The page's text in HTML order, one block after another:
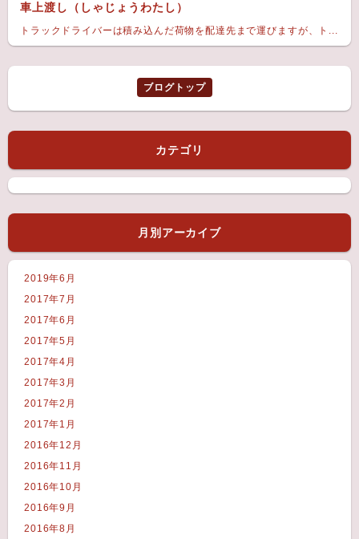
車上渡し（しゃじょうわたし）
トラックドライバーは積み込んだ荷物を配達先まで運びますが、ト...
ブログトップ
カテゴリ
月別アーカイブ
2019年6月
2017年7月
2017年6月
2017年5月
2017年4月
2017年3月
2017年2月
2017年1月
2016年12月
2016年11月
2016年10月
2016年9月
2016年8月